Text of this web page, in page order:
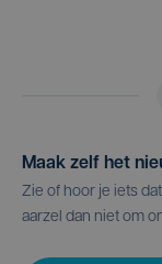
Maak zelf het
Zie of hoor je iets
aarzel dan niet om